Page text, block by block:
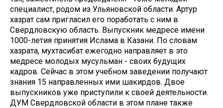
специалист, родом из Ульяновской области. Артур
хазрат сам пригласил его поработать с ним в
Свердловскую область. Выпускник медресе имени
1000-летия принятия Ислама в Казани. По словам
хазрата, мухтасибат ежегодно направляет в это
медресе молодых мусульман - своих будущих
кадров. Сейчас в этом учебном заведении получают
знания 15 направленных ими шакирдов. Двое
выпускников уже приступили к своей деятельности.
ДУМ Свердловской области в этом плане также